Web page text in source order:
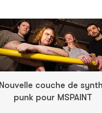
Nouvelle couche de
punk pour MSPAINT